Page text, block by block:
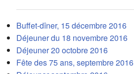
Buffet-dîner, 15 décembre 2016
Déjeuner du 18 novembre 2016
Déjeuner 20 octobre 2016
Fête des 75 ans, septembre 2016